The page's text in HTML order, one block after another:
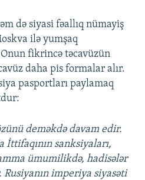
də siyasi fəallıq nümayiş
ilə yumşaq
Onun fikrincə təcavüzün
daha pis formalar alır.
pasportları paylamaq
deməkdə davam edir.
İttifaqının sanksiyaları,
ümumilikdə, hadisələr
imperiya siyasəti